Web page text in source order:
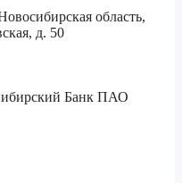
область,
д. 50
Банк ПАО